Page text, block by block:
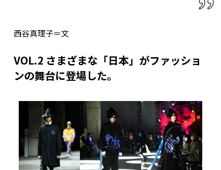
西谷真理子＝文
VOL.2 さまざまな「日本」がファッショ
ンの舞台に登場した。